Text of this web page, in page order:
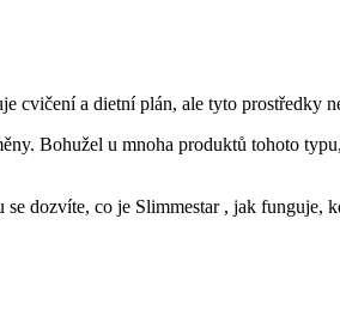
cvičení a dietní plán, ale tyto prostředky
Bohužel u mnoha produktů tohoto
se dozvíte, co je Slimmestar, jak funguje,